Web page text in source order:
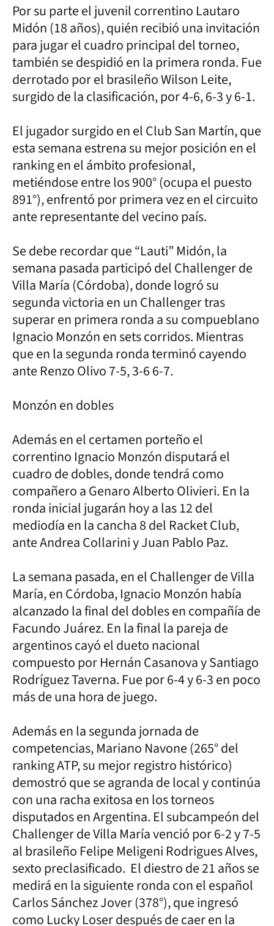
Por su parte el juvenil correntino Lautaro
Midón (18 años), quién recibió una invitación
para jugar el cuadro principal del torneo,
también se despidió en la primera ronda. Fue
derrotado por el brasileño Wilson Leite,
surgido de la clasificación, por 4-6, 6-3 y 6-1.
El jugador surgido en el Club San Martín, que
esta semana estrena su mejor posición en el
ranking en el ámbito profesional,
metiéndose entre los 900° (ocupa el puesto
891°), enfrentó por primera vez en el circuito
ante representante del vecino país.
Se debe recordar que “Lauti” Midón, la
semana pasada participó del Challenger de
Villa María (Córdoba), donde logró su
segunda victoria en un Challenger tras
superar en primera ronda a su compueblano
Ignacio Monzón en sets corridos. Mientras
que en la segunda ronda terminó cayendo
ante Renzo Olivo 7-5, 3-6 6-7.
Monzón en dobles
Además en el certamen porteño el
correntino Ignacio Monzón disputará el
cuadro de dobles, donde tendrá como
compañero a Genaro Alberto Olivieri. En la
ronda inicial jugarán hoy a las 12 del
mediodía en la cancha 8 del Racket Club,
ante Andrea Collarini y Juan Pablo Paz.
La semana pasada, en el Challenger de Villa
María, en Córdoba, Ignacio Monzón había
alcanzado la final del dobles en compañía de
Facundo Juárez. En la final la pareja de
argentinos cayó el dueto nacional
compuesto por Hernán Casanova y Santiago
Rodríguez Taverna. Fue por 6-4 y 6-3 en poco
más de una hora de juego.
Además en la segunda jornada de
competencias, Mariano Navone (265° del
ranking ATP, su mejor registro histórico)
demostró que se agranda de local y continúa
con una racha exitosa en los torneos
disputados en Argentina. El subcampeón del
Challenger de Villa María venció por 6-2 y 7-5
al brasileño Felipe Meligeni Rodrigues Alves,
sexto preclasificado. El diestro de 21 años se
medirá en la siguiente ronda con el español
Carlos Sánchez Jover (378°), que ingresó
como Lucky Loser después de caer en la